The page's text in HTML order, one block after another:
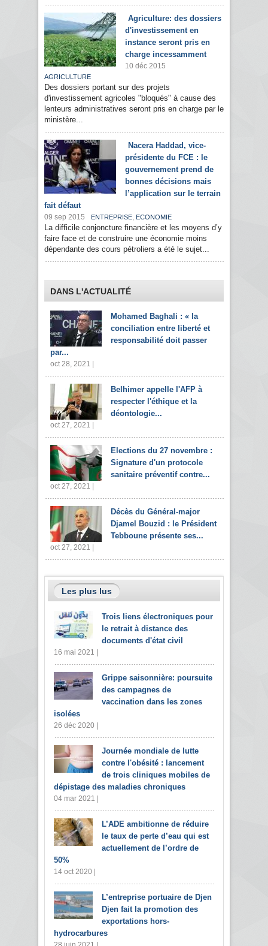
Agriculture: des dossiers
d'investissement en
instance seront pris en
charge incessamment
10 déc 2015
AGRICULTURE
Des dossiers portant sur des projets
d'investissement agricoles "bloqués" à cause des
lenteurs administratives seront pris en charge par le
ministère...
Nacera Haddad, vice-
présidente du FCE : le
gouvernement prend de
bonnes décisions mais
l’application sur le terrain
fait défaut
09 sep 2015 ENTREPRISE, ECONOMIE
La difficile conjoncture financière et les moyens d’y
faire face et de construire une économie moins
dépendante des cours pétroliers a été le sujet...
DANS L'ACTUALITÉ
Mohamed Baghali : « la
conciliation entre liberté et
responsabilité doit passer
par...
oct 28, 2021 |
Belhimer appelle l'AFP à
respecter l'éthique et la
déontologie...
oct 27, 2021 |
Elections du 27 novembre :
Signature d'un protocole
sanitaire préventif contre...
oct 27, 2021 |
Décès du Général-major
Djamel Bouzid : le Président
Tebboune présente ses...
oct 27, 2021 |
Les plus lus
Trois liens électroniques pour
le retrait à distance des
documents d'état civil
16 mai 2021 |
Grippe saisonnière: poursuite
des campagnes de
vaccination dans les zones
isolées
26 déc 2020 |
Journée mondiale de lutte
contre l'obésité : lancement
de trois cliniques mobiles de
dépistage des maladies chroniques
04 mar 2021 |
L’ADE ambitionne de réduire
le taux de perte d’eau qui est
actuellement de l’ordre de
50%
14 oct 2020 |
L’entreprise portuaire de Djen
Djen fait la promotion des
exportations hors-
hydrocarbures